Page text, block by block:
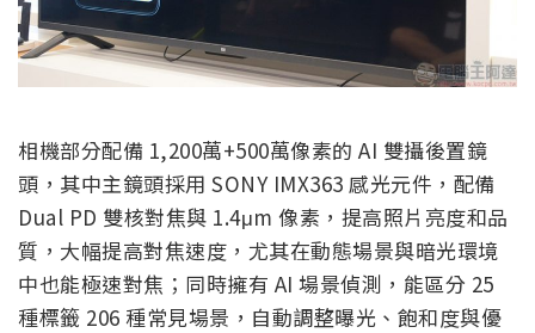
相機部分配備 1,200萬+500萬像素的 AI 雙攝後置鏡
頭，其中主鏡頭採用 SONY IMX363 感光元件，配備
Dual PD 雙核對焦與 1.4μm 像素，提高照片亮度和品
質，大幅提高對焦速度，尤其在動態場景與暗光環境
中也能極速對焦；同時擁有 AI 場景偵測，能區分 25
種標籤 206 種常見場景，自動調整曝光、飽和度與優